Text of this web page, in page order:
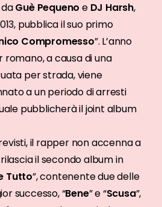
Guè Pequeno e DJ Harsh,
pubblica il suo primo
Compromesso”. L’anno
a causa di una
per strada, viene
a un periodo di arresti
pubblicherà il joint album
il rapper non accenna a
il secondo album in
Tutto”, contenente due delle
successo, “Bene” e “Scusa”,